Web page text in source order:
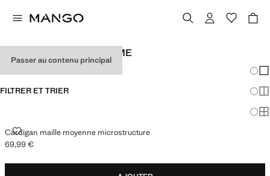
Passer au contenu principal
CARDIGANS POUR HOMME
FILTRER ET TRIER
Cardigan maille moyenne microstructure
CARDIGAN MAILLE MOYENNE MICROSTRUCTURE
Prix actuel [69,99 € ]
69,99 €